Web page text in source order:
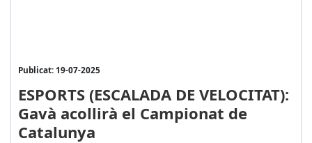
Publicat: 19-07-2025
ESPORTS (ESCALADA DE VELOCITAT):
Gavà acollirà el Campionat de
Catalunya